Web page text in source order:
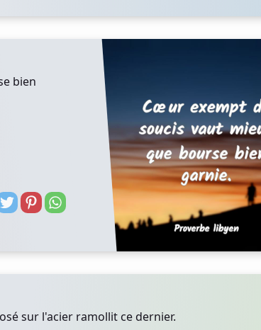
bien
sur l'acier ramollit ce dernier.